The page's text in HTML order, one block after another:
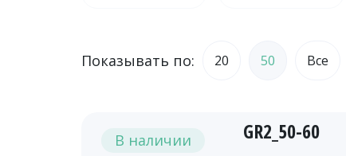
Показывать по: 20 50 Все
В наличии GR2_50-60